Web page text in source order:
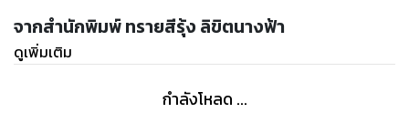
จากสำนักพิมพ์ ทรายสีรุ้ง ลิขิตนางฟ้า
ดูเพิ่มเติม
กำลังโหลด ...